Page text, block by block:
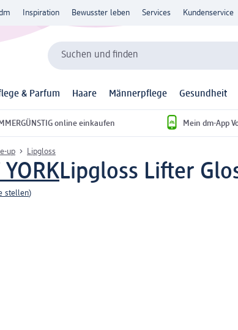
Inspiration Bewusster leben Services Kundenservice
Suchen und finden
& Parfum Haare Männerpflege Gesundheit
IMMERGÜNSTIG online einkaufen Mein dm-App
up Lipgloss
Lipgloss Lifter
stellen)